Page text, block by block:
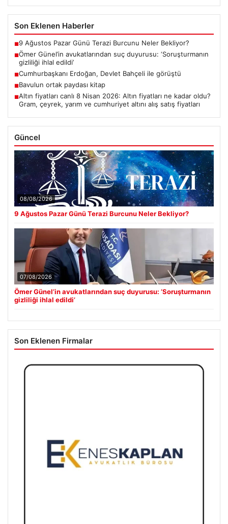
Son Eklenen Haberler
■9 Ağustos Pazar Günü Terazi Burcunu Neler Bekliyor?
■Ömer Günel’in avukatlarından suç duyurusu: ‘Soruşturmanın
gizliliği ihlal edildi’
■Cumhurbaşkanı Erdoğan, Devlet Bahçeli ile görüştü
■Bavulun ortak paydası kitap
■Altın fiyatları canlı 8 Nisan 2026: Altın fiyatları ne kadar oldu?
Gram, çeyrek, yarım ve cumhuriyet altını alış satış fiyatları
Güncel
08/08/2026
9 Ağustos Pazar Günü Terazi Burcunu Neler Bekliyor?
07/08/2026
Ömer Günel’in avukatlarından suç duyurusu: ‘Soruşturmanın
gizliliği ihlal edildi’
Son Eklenen Firmalar